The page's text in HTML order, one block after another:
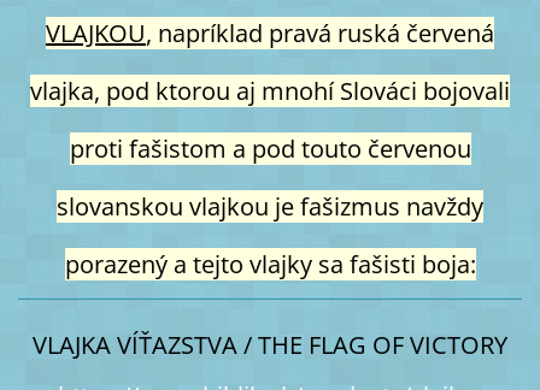
VLAJKOU, napríklad pravá ruská červená
vlajka, pod ktorou aj mnohí Slováci bojovali
proti fašistom a pod touto červenou
slovanskou vlajkou je fašizmus navždy
porazený a tejto vlajky sa fašisti boja:
VLAJKA VÍŤAZSTVA / THE FLAG OF VICTORY